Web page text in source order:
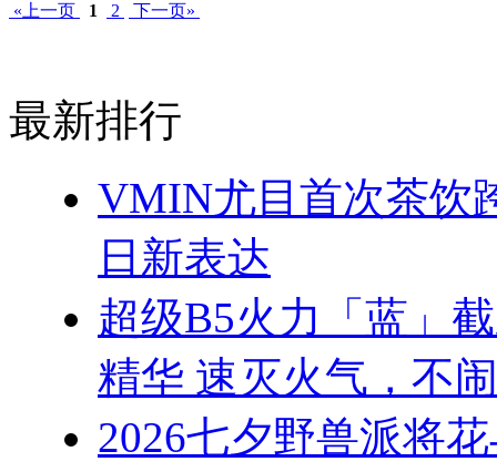
«上一页 1 2 下一页»
最新排行
VMIN尤目首次茶饮
日新表达
超级B5火力「蓝」
精华 速灭火气，不
2026七夕野兽派将